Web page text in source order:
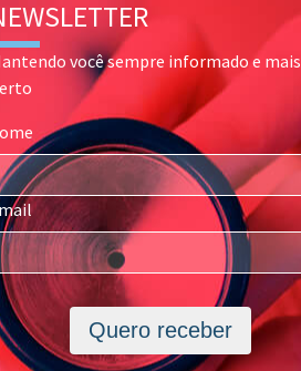
você sempre informado e mais
Quero receber